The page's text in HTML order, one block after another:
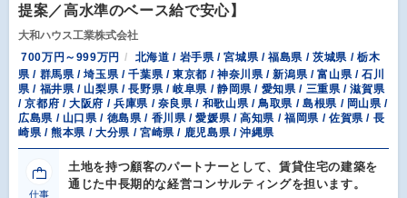
提案／高水準のベース給で安心】
大和ハウス工業株式会社
700万円～999万円
北海道 / 岩手県 / 宮城県 / 福島県 / 茨城県 / 栃木
県 / 群馬県 / 埼玉県 / 千葉県 / 東京都 / 神奈川県 / 新潟県 / 富山県 / 石川
県 / 福井県 / 山梨県 / 長野県 / 岐阜県 / 静岡県 / 愛知県 / 三重県 / 滋賀県
/ 京都府 / 大阪府 / 兵庫県 / 奈良県 / 和歌山県 / 鳥取県 / 島根県 / 岡山県 /
広島県 / 山口県 / 徳島県 / 香川県 / 愛媛県 / 高知県 / 福岡県 / 佐賀県 / 長
崎県 / 熊本県 / 大分県 / 宮崎県 / 鹿児島県 / 沖縄県
仕事
土地を持つ顧客のパートナーとして、賃貸住宅の建築を
通じた中長期的な経営コンサルティングを担います。